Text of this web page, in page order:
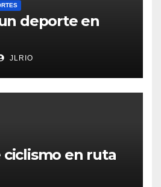
deporte en
JLRIO
en ruta